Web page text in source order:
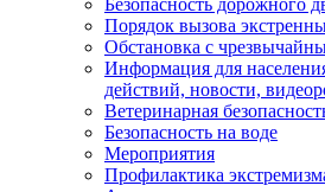
Безопасность дорожного
Порядок вызова
Обстановка с
Информация для
действий, новости,
Ветеринарная
Безопасность на воде
Мероприятия
Профилактика